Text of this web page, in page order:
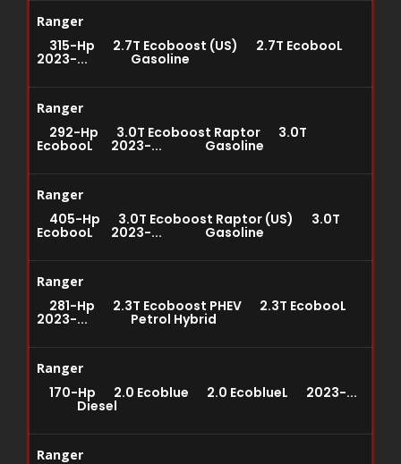
Ranger
315-Hp 2.7T Ecoboost (US) 2.7T EcobooL
2023-... Gasoline
Ranger
292-Hp 3.0T Ecoboost Raptor 3.0T
EcobooL 2023-... Gasoline
Ranger
405-Hp 3.0T Ecoboost Raptor (US) 3.0T
EcobooL 2023-... Gasoline
Ranger
281-Hp 2.3T Ecoboost PHEV 2.3T EcobooL
2023-... Petrol Hybrid
Ranger
170-Hp 2.0 Ecoblue 2.0 EcoblueL 2023-...
Diesel
Ranger